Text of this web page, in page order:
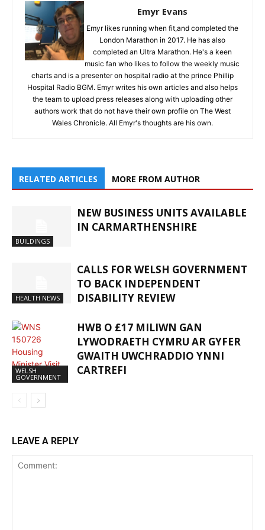
Emyr Evans
Emyr likes running when fit,and completed the
London Marathon in 2017. He has also
completed an Ultra Marathon. He's a keen
music fan who likes to follow the weekly music
charts and is a presenter on hospital radio at the prince Phillip
Hospital Radio BGM. Emyr writes his own articles and also helps
the team to upload press releases along with uploading other
authors work that do not have their own profile on The West
Wales Chronicle. All Emyr's thoughts are his own.
RELATED ARTICLES MORE FROM AUTHOR
BUILDINGS
NEW BUSINESS UNITS AVAILABLE
IN CARMARTHENSHIRE
HEALTH NEWS
CALLS FOR WELSH GOVERNMENT
TO BACK INDEPENDENT
DISABILITY REVIEW
WELSH
GOVERNMENT
HWB O £17 MILIWN GAN
LYWODRAETH CYMRU AR GYFER
GWAITH UWCHRADDIO YNNI
CARTREFI
LEAVE A REPLY